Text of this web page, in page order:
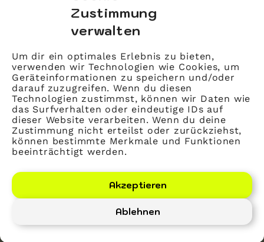
Zustimmung
verwalten
Um dir ein optimales Erlebnis zu bieten,
verwenden wir Technologien wie Cookies, um
Geräteinformationen zu speichern und/oder
darauf zuzugreifen. Wenn du diesen
Technologien zustimmst, können wir Daten wie
das Surfverhalten oder eindeutige IDs auf
dieser Website verarbeiten. Wenn du deine
Zustimmung nicht erteilst oder zurückziehst,
können bestimmte Merkmale und Funktionen
beeinträchtigt werden.
Akzeptieren
Ablehnen
10117 Berlin
Impressum
Kontakt
Datenschutz
Mitglied werden
LinkedIn
YouTube
Bundesverband Gesundheits-IT – bvitg e. V.
2026©